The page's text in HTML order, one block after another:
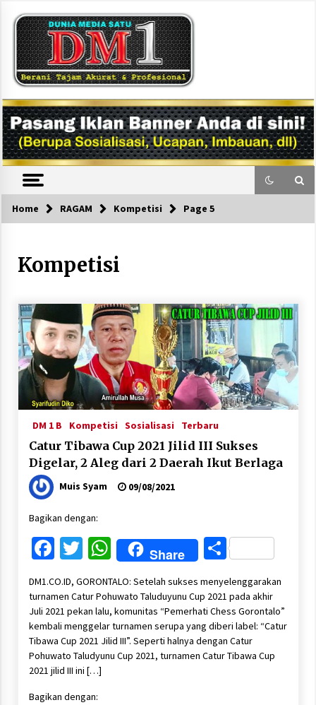
content
DM1
Home RAGAM Kompetisi Page 5
Kompetisi
DM 1 B Kompetisi Sosialisasi Terbaru
Catur Tibawa Cup 2021 Jilid III Sukses
Digelar, 2 Aleg dari 2 Daerah Ikut Berlaga
Muis Syam 09/08/2021
Bagikan dengan:
Facebook
Twitter
WhatsApp
Share Share
DM1.CO.ID, GORONTALO: Setelah sukses menyelenggarakan
turnamen Catur Pohuwato Taluduyunu Cup 2021 pada akhir
Juli 2021 pekan lalu, komunitas “Pemerhati Chess Gorontalo”
kembali menggelar turnamen serupa yang diberi label: “Catur
Tibawa Cup 2021 Jilid III”. Seperti halnya dengan Catur
Pohuwato Taludyunu Cup 2021, turnamen Catur Tibawa Cup
2021 jilid III ini […]
Bagikan dengan: